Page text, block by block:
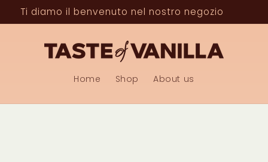
Ti diamo il benvenuto nel nostro negozio
Home Shop About us